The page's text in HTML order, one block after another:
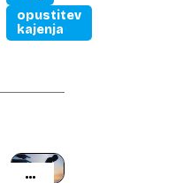
opustitev
kajenja
PRED